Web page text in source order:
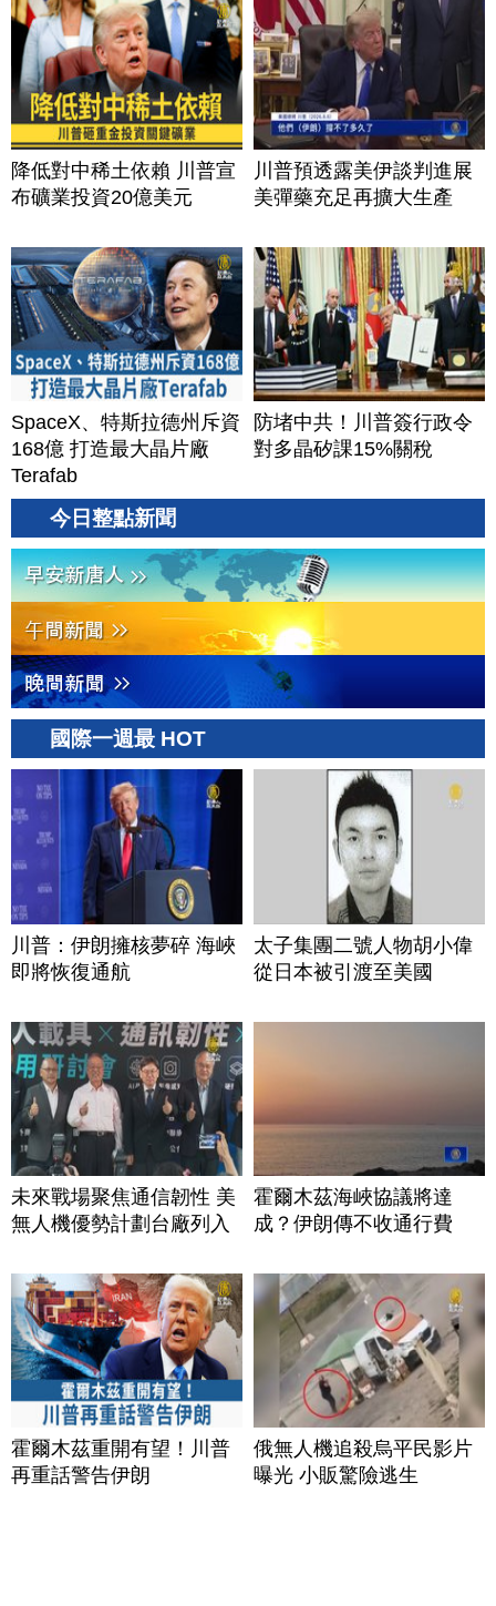
降低對中稀土依賴 川普宣
布礦業投資20億美元
川普預透露美伊談判進展
美彈藥充足再擴大生產
SpaceX、特斯拉德州斥資
168億 打造最大晶片廠
Terafab
防堵中共！川普簽行政令
對多晶矽課15%關稅
今日整點新聞
國際一週最 HOT
川普：伊朗擁核夢碎 海峽
即將恢復通航
太子集團二號人物胡小偉
從日本被引渡至美國
未來戰場聚焦通信韌性 美
無人機優勢計劃台廠列入
霍爾木茲海峽協議將達
成？伊朗傳不收通行費
霍爾木茲重開有望！川普
再重話警告伊朗
俄無人機追殺烏平民影片
曝光 小販驚險逃生